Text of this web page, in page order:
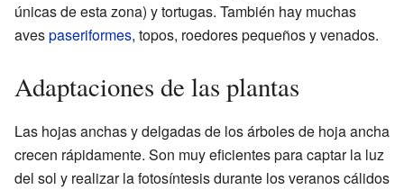
únicas de esta zona) y tortugas. También hay muchas
avespaseriformes, topos, roedores pequeños y venados.
Adaptaciones de las plantas
Las hojas anchas y delgadas de los árboles de hoja ancha
crecen rápidamente. Son muy eficientes para captar la luz
del sol y realizar la fotosíntesis durante los veranos cálidos